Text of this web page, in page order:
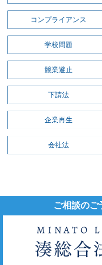
コンプライアンス
学校問題
競業避止
下請法
企業再生
会社法
ご相談のご